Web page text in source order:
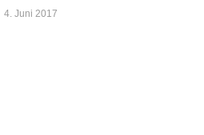
4. Juni 2017